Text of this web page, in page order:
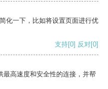
化一下，比如将设置页面进行优
支持[0] 反对[0]
最高速度和安全性的连接，并帮